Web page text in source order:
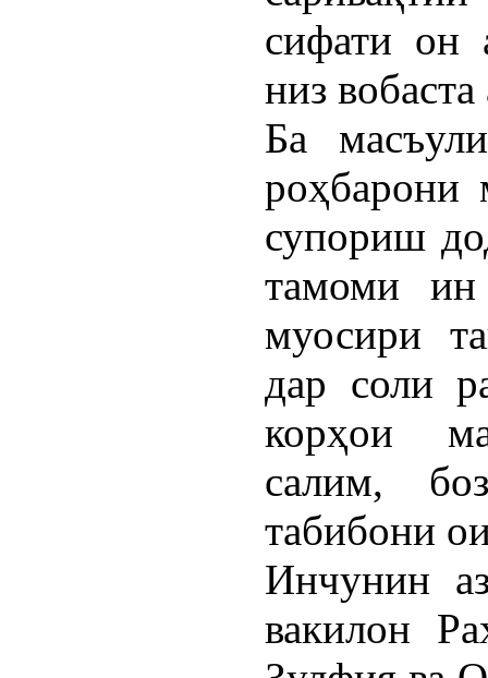
сифати он
низ вобаста
Ба
роҳбарони
супориш
тамоми ин
муосири
дар соли
корҳои
салим,
табибони
Инчунин
вакилон